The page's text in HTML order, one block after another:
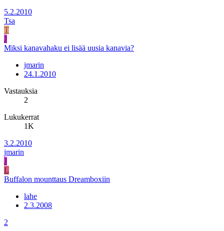
5.2.2010
Tsa
T
J
Miksi kanavahaku ei lisää uusia kanavia?
jmarin
24.1.2010
Vastauksia
2
Lukukerrat
1K
3.2.2010
jmarin
J
L
Buffalon mounttaus Dreamboxiin
lahe
2.3.2008
2